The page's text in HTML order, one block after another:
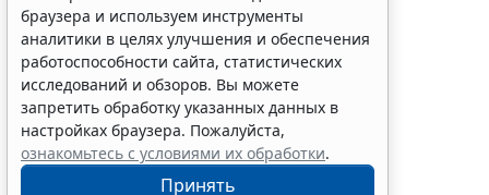
Показать все материалы
браузера и используем инструменты
аналитики в целях улучшения и обеспечения
работоспособности сайта, статистических
исследований и обзоров. Вы можете
запретить обработку указанных данных в
настройках браузера. Пожалуйста,
ознакомьтесь с условиями их обработки.
Принять